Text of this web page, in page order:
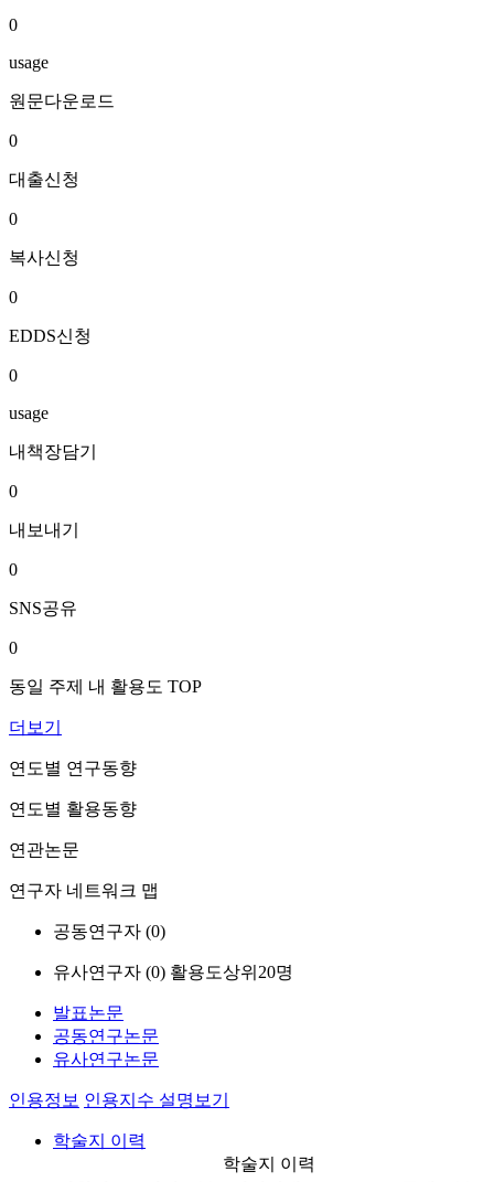
0
usage
원문다운로드
0
대출신청
0
복사신청
0
EDDS신청
0
usage
내책장담기
0
내보내기
0
SNS공유
0
동일 주제 내 활용도 TOP
더보기
연도별 연구동향
연도별 활용동향
연관논문
연구자 네트워크 맵
공동연구자 (0)
유사연구자 (0) 활용도상위20명
발표논문
공동연구논문
유사연구논문
인용정보 인용지수 설명보기
학술지 이력
학술지 이력